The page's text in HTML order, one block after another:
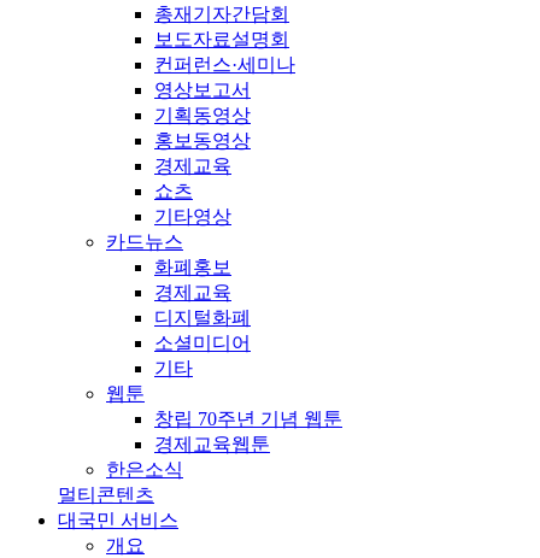
총재기자간담회
보도자료설명회
컨퍼런스·세미나
영상보고서
기획동영상
홍보동영상
경제교육
쇼츠
기타영상
카드뉴스
화폐홍보
경제교육
디지털화폐
소셜미디어
기타
웹툰
창립 70주년 기념 웹툰
경제교육웹툰
한은소식
멀티콘텐츠
대국민 서비스
개요